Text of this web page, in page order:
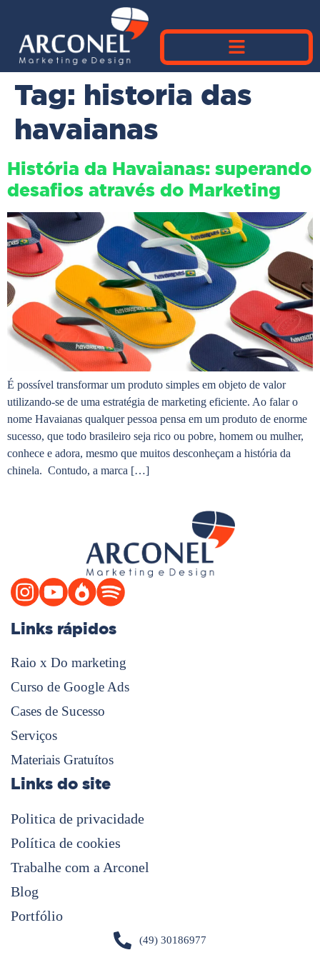
Tag: historia das
havaianas
História da Havaianas: superando
desafios através do Marketing
É possível transformar um produto simples em objeto de valor
utilizando-se de uma estratégia de marketing eficiente. Ao falar o
nome Havaianas qualquer pessoa pensa em um produto de enorme
sucesso, que todo brasileiro seja rico ou pobre, homem ou mulher,
conhece e adora, mesmo que muitos desconheçam a história da
chinela. Contudo, a marca […]
Links rápidos
Raio x Do marketing
Curso de Google Ads
Cases de Sucesso
Serviços
Materiais Gratuítos
Links do site
Politica de privacidade
Política de cookies
Trabalhe com a Arconel
Blog
Portfólio
(49) 30186977